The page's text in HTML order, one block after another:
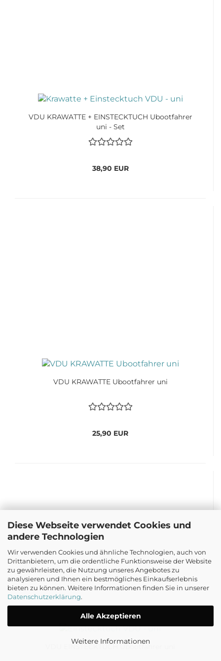
Diese Webseite verwendet Cookies und
andere Technologien
Wir verwenden Cookies und ähnliche Technologien, auch von
Drittanbietern, um die ordentliche Funktionsweise der Website
zu gewährleisten, die Nutzung unseres Angebotes zu
analysieren und Ihnen ein bestmögliches Einkaufserlebnis
bieten zu können. Weitere Informationen finden Sie in unserer
Datenschutzerklärung.
Alle Akzeptieren
Weitere Informationen
VDU KRAWATTE + EINSTECKTUCH Ubootfahrer
uni - Set
38,90 EUR
VDU KRAWATTE Ubootfahrer uni
25,90 EUR
VDU EINSTECKTUCH Ubootfahrer uni